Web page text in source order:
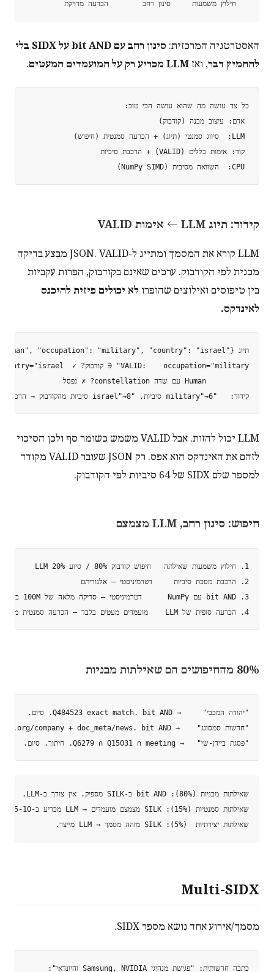
   חילוץ משמעות     סינון רחב        הכרעה מדויקת
האסטרטגיה המרכזית:
סינון רחב עם bit AND על SIDX בלי
להחמיץ דבר, ואז LLM מכריע רק על המועמדים המעטים .
קידוד: תיוג LLM ← אימות VALID
LLM קורא את המסמך ומתייג ל-JSON. VALID מבצע בדיקה
מכנית לפי הקודבוק. ערכים שאינם בקודבוק, הפרות עקביות
בין טיפוסים ואילוצים שהופרו לא יכולים פיזית להיכנס
לאינדקס.
קידוד:   "military"→6 סיביות, "israel"→8 סיביות מהקודבוק → הרכבת סיביות → SIDX uint64
LLM יכול להזות. אבל VALID משמש כשומר סף ולכן הסיכוי
לזהם את האינדקס הוא אפס. רק JSON שעובר VALID מקודד
למספר שלם SIDX של 64 סיביות לפי הקודבוק.
חיפוש: סינון רחב, LLM מצמצם
4. הכרעה סופית של LLM    מועמדים מעטים בלבד — הכרעה סמנטית מדויקת
80% מהחיפושים הם שאילתות מבניות
"פסגת ביידן-שי"   → Q6279 ∩ Q15031 ∩ meeting. חיתוך. סיום.
שאילתות יצירתיות  (5%): SILK מזהה מסמך → LLM מייצר.
Multi-SIDX
מסמך/אירוע אחד נושא מספר SIDX.